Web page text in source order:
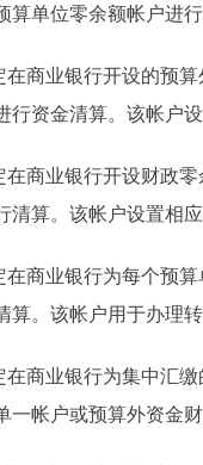
算单位零余额帐户进
业银行开设的预算
行资金清算。该帐户
业银行开设财政零
清算。该帐户设置相
业银行为每个预算
算。该帐户用于办理
业银行为集中汇缴
一帐户或预算外资金财